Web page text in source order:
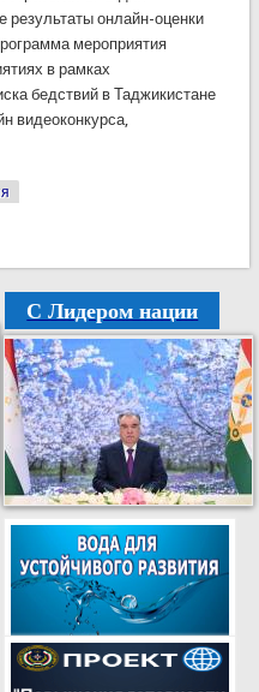
результаты онлайн-оценки
мероприятия
в рамках
бедствий в Таджикистане
видеоконкурса,
С Лидером нации